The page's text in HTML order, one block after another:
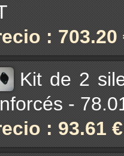
: 703.20
Kit de 2
-
: 93.61